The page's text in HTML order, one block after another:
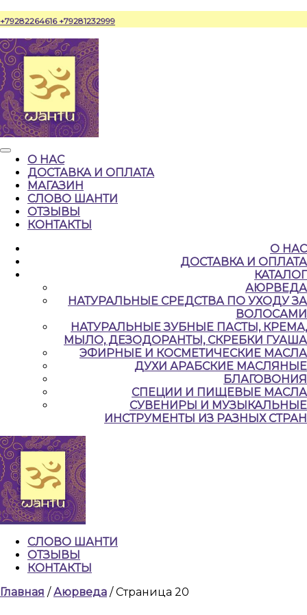
Перейти
к
содержимому
+79282264616+79281232999
Кнопка
ОткрытьО НАС
ДОСТАВКА И ОПЛАТА
МАГАЗИН
СЛОВО ШАНТИ
ОТЗЫВЫ
КОНТАКТЫ
ЗАКРЫТЬ
О НАС
ДОСТАВКА И ОПЛАТА
КАТАЛОГ
АЮРВЕДА
НАТУРАЛЬНЫЕ CРЕДСТВА ПО УХОДУ ЗА
ВОЛОСАМИ
НАТУРАЛЬНЫЕ ЗУБНЫЕ ПАСТЫ, КРЕМА,
МЫЛО, ДЕЗОДОРАНТЫ, СКРЕБКИ ГУАША
ЭФИРНЫЕ И КОСМЕТИЧЕСКИЕ МАСЛА
ДУХИ АРАБСКИЕ МАСЛЯНЫЕ
БЛАГОВОНИЯ
СПЕЦИИ И ПИЩЕВЫЕ МАСЛА
СУВЕНИРЫ И МУЗЫКАЛЬНЫЕ
ИНСТРУМЕНТЫ ИЗ РАЗНЫХ СТРАН
СЛОВО ШАНТИ
ОТЗЫВЫ
КОНТАКТЫ
КНОПКА
Главная /Аюрведа / Страница 20